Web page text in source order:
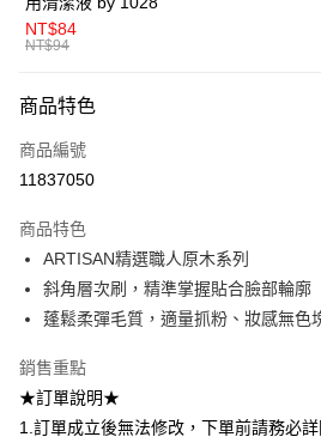
全盈+PAY
AFTEE先享後付
【關於「AFTEE先享後付」】
便利好安心！
１．簡單：不需註冊會員、不需綁卡、不需儲
３．安心：先確認商品／服務後，再付款。
【「AFTEE先享後付」結帳流程】
１．於結帳方式選擇「AFTEE先享後付」後
２．訂單成立數日內，您將收到繳費通知簡訊
ATM／網路銀行／等多元方式進行付款，方視
※ 請注意：結帳手續完成當下不需立刻繳費，
後付繳納相關費用。
運送方式
全家取貨付款
每筆NT$80，滿NT$599(含以上)免運費
付款後全家取貨
7-11取貨付款
每筆NT$80，滿NT$599(含以上)免運費
NT$84
NT$94
商品特色
商品編號
11837050
商品特色
ARTISAN精選職人原木系列
斜角層次刷，精準掌握貼合臉部輪廓
蓬鬆柔彈毛質，適量抓粉、妝感無色
銷售重點
★訂單說明★
1.訂單成立後無法修改，下單前請務必詳